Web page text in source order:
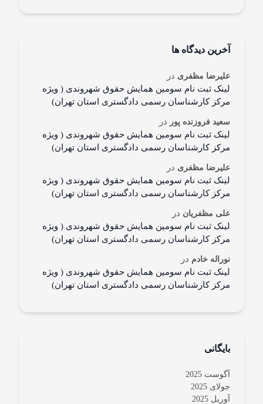
آخرین دیدگاه ها
علیرضا مظفری در
لینک ثبت نام سومین همایش حقوق شهروندی ( ویژه
مرکز کارشناسان رسمی دادگستری استان تهران)
سعید فروزنده پور در
لینک ثبت نام سومین همایش حقوق شهروندی ( ویژه
مرکز کارشناسان رسمی دادگستری استان تهران)
علیرضا مظفری در
لینک ثبت نام سومین همایش حقوق شهروندی ( ویژه
مرکز کارشناسان رسمی دادگستری استان تهران)
علی مظفریان در
لینک ثبت نام سومین همایش حقوق شهروندی ( ویژه
مرکز کارشناسان رسمی دادگستری استان تهران)
نوراله خادم در
لینک ثبت نام سومین همایش حقوق شهروندی ( ویژه
مرکز کارشناسان رسمی دادگستری استان تهران)
بایگانی
آگوست 2025
جولای 2025
آوریل 2025